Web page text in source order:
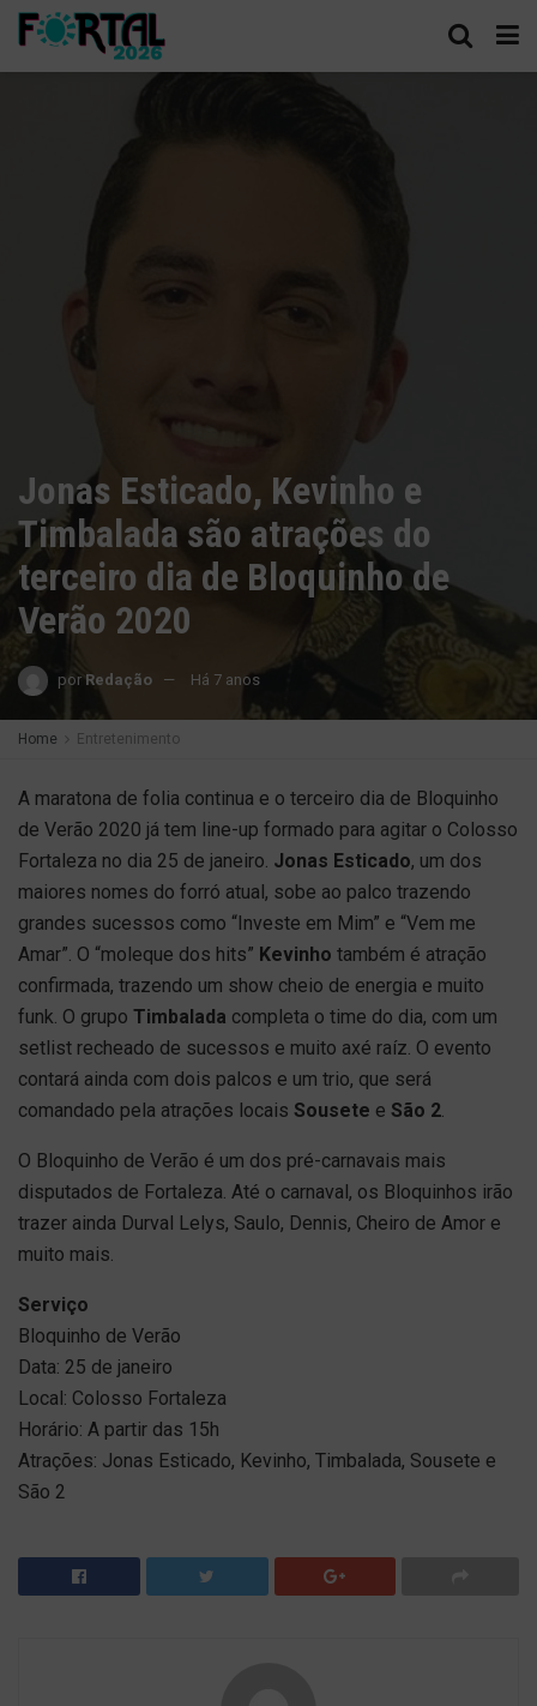
Jonas Esticado, Kevinho e
Timbalada são atrações do
terceiro dia de Bloquinho de
Verão 2020
por Redação Há 7 anos
Home Entretenimento
A maratona de folia continua e o terceiro dia de Bloquinho
de Verão 2020 já tem line-up formado para agitar o Colosso
Fortaleza no dia 25 de janeiro. Jonas Esticado, um dos
maiores nomes do forró atual, sobe ao palco trazendo
grandes sucessos como “Investe em Mim” e “Vem me
Amar”. O “moleque dos hits” Kevinho também é atração
confirmada, trazendo um show cheio de energia e muito
funk. O grupo Timbalada completa o time do dia, com um
setlist recheado de sucessos e muito axé raíz. O evento
contará ainda com dois palcos e um trio, que será
comandado pela atrações locais Sousete e São 2.
O Bloquinho de Verão é um dos pré-carnavais mais
disputados de Fortaleza. Até o carnaval, os Bloquinhos irão
trazer ainda Durval Lelys, Saulo, Dennis, Cheiro de Amor e
muito mais.
Serviço
Bloquinho de Verão
Data: 25 de janeiro
Local: Colosso Fortaleza
Horário: A partir das 15h
Atrações: Jonas Esticado, Kevinho, Timbalada, Sousete e
São 2